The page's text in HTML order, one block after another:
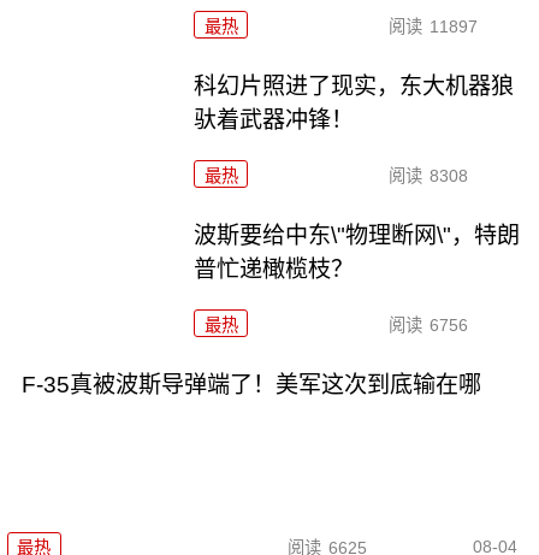
最热 阅读 11897
科幻片照进了现实，东大机器狼
驮着武器冲锋！
最热 阅读 8308
波斯要给中东\"物理断网\"，特朗
普忙递橄榄枝？
最热 阅读 6756
F-35真被波斯导弹端了！美军这次到底输在哪
最热 阅读 6625 08-04